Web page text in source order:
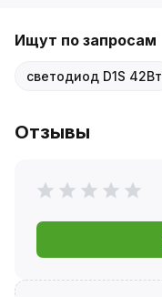
Ищут по запросам
светодиод D1S 42Вт
Отзывы